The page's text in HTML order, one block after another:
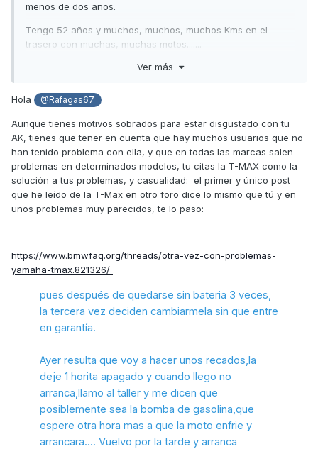
menos de dos años.
Tengo 52 años y muchos, muchos, muchos Kms en el
trasero con muchas, muchas motos.......
Os cuento que tras 20 meses de uso he tenido que usar la
* 4 pares de puños con desgaste ( signos de desgaste con
4.000Kms). El original y 3 recambios (este último hace
poco......a ver si dura)
* Retenes de horquilla reventados (además el aceite lo tuve
que pagar yo)
* Caballete doblado en un uso absolutamente normal!!!!!.
Jaja, si, como lo oís, y esta ni siquiera me la cubre la
de frío después de un minuto funcionando más o
menos.......aún no me han contestado de esta......pero me
juego el cuello a que me van a poner muchas pegas....
Además de esto llevo 2 visitas al taller por piezas
defectuosas:
* Una pieza de la bomba de gasolina defectuosa.
Conclusión....la moto "va" de cine cuando funciona, pero
tiene muchos problemas.......bye bye Kymco HOLA T-MAX
Espero que sirva de provecho este tema.
Ver más
Hola @Rafagas67
Aunque tienes motivos sobrados para estar disgustado con tu
AK, tienes que tener en cuenta que hay muchos usuarios que no
han tenido problema con ella, y que en todas las marcas salen
problemas en determinados modelos, tu citas la T-MAX como la
solución a tus problemas, y casualidad: el primer y único post
que he leído de la T-Max en otro foro dice lo mismo que tú y en
unos problemas muy parecidos, te lo paso:
https://www.bmwfaq.org/threads/otra-vez-con-problemas-
yamaha-tmax.821326/
pues después de quedarse sin bateria 3 veces,
la tercera vez deciden cambiarmela sin que entre
en garantía.
Ayer resulta que voy a hacer unos recados,la
deje 1 horita apagado y cuando llego no
arranca,llamo al taller y me dicen que
posiblemente sea la bomba de gasolina,que
espere otra hora mas a que la moto enfrie y
arrancara.... Vuelvo por la tarde y arranca